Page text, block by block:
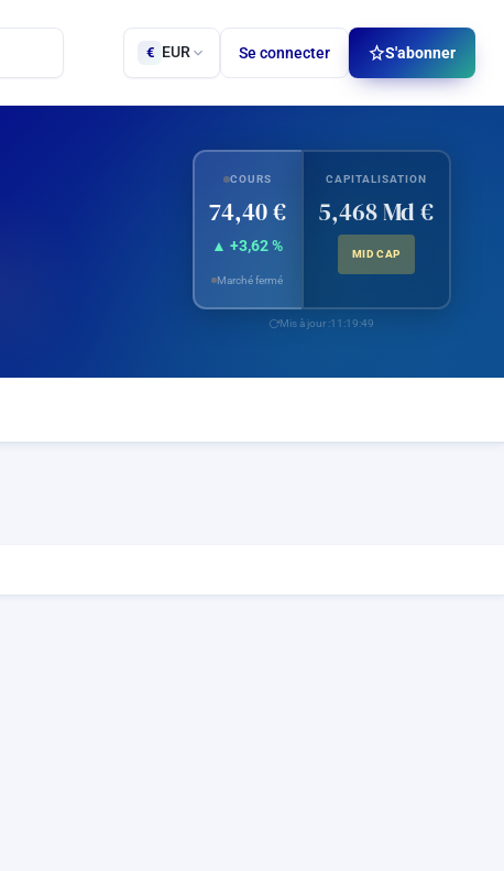
€ EUR Se connecter S'abonner
COURS
74,40 €
▲ +3,62 %
Marché fermé
CAPITALISATION
5,468 Md €
MID CAP
Mis à jour :11:19:49